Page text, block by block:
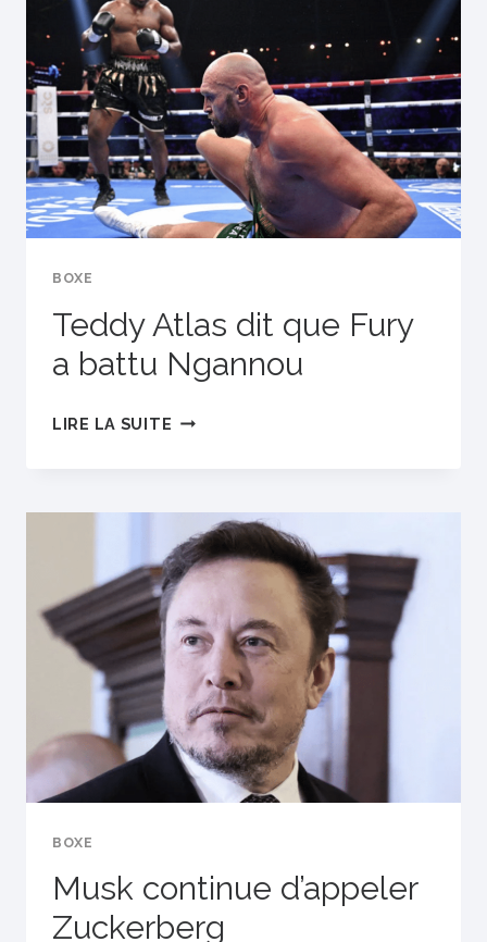
FURY
CONTRE
NGANNOU
BOXE
Teddy Atlas dit que Fury
a battu Ngannou
LIRE LA SUITE TEDDY
QUE
FURY
A
BATTU
NGANNOU
BOXE
Musk continue d’appeler
Zuckerberg